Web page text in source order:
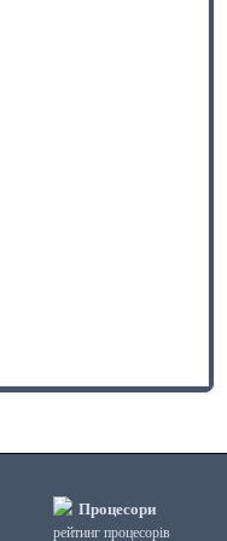
Процесори
рейтинг процесорів